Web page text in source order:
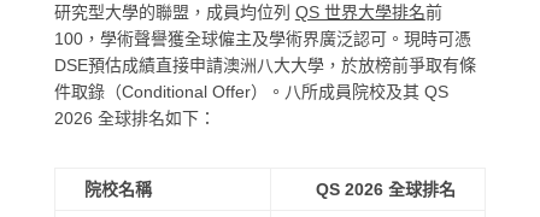
研究型大學的聯盟，成員均位列 QS 世界大學排名前
100，學術聲譽獲全球僱主及學術界廣泛認可。現時可憑
DSE預估成績直接申請澳洲八大大學，於放榜前爭取有條
件取錄（Conditional Offer）。八所成員院校及其 QS
2026 全球排名如下：
院校名稱 QS 2026 全球排名